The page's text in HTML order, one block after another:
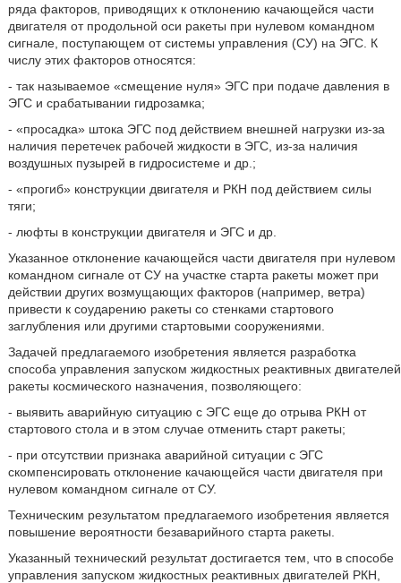
ряда факторов, приводящих к отклонению качающейся части
двигателя от продольной оси ракеты при нулевом командном
сигнале, поступающем от системы управления (СУ) на ЭГС. К
числу этих факторов относятся:
- так называемое «смещение нуля» ЭГС при подаче давления в
ЭГС и срабатывании гидрозамка;
- «просадка» штока ЭГС под действием внешней нагрузки из-за
наличия перетечек рабочей жидкости в ЭГС, из-за наличия
воздушных пузырей в гидросистеме и др.;
- «прогиб» конструкции двигателя и РКН под действием силы
тяги;
- люфты в конструкции двигателя и ЭГС и др.
Указанное отклонение качающейся части двигателя при нулевом
командном сигнале от СУ на участке старта ракеты может при
действии других возмущающих факторов (например, ветра)
привести к соударению ракеты со стенками стартового
заглубления или другими стартовыми сооружениями.
Задачей предлагаемого изобретения является разработка
способа управления запуском жидкостных реактивных двигателей
ракеты космического назначения, позволяющего:
- выявить аварийную ситуацию с ЭГС еще до отрыва РКН от
стартового стола и в этом случае отменить старт ракеты;
- при отсутствии признака аварийной ситуации с ЭГС
скомпенсировать отклонение качающейся части двигателя при
нулевом командном сигнале от СУ.
Техническим результатом предлагаемого изобретения является
повышение вероятности безаварийного старта ракеты.
Указанный технический результат достигается тем, что в способе
управления запуском жидкостных реактивных двигателей РКН,